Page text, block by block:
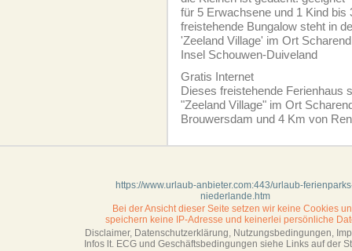
für 5 Erwachsene und 1 Kind bis
freistehende Bungalow steht in
'Zeeland Village' im Ort
Insel Schouwen-Duiveland
Gratis Internet
Dieses freistehende Ferienhaus
"Zeeland Village" im Ort
Brouwersdam und 4 Km von
https://www.urlaub-anbieter.com:443/urlaub-
niederlande.htm
Bei der Ansicht dieser Seite setzen wir keine Cookies
speichern keine IP-Adresse und keinerlei persönliche
Disclaimer, Datenschutzerklärung, Nutzungsbedingungen,
Infos lt. ECG und Geschäftsbedingungen siehe Links auf der